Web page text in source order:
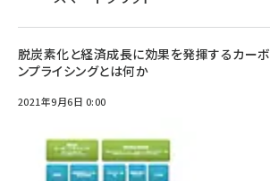
脱炭素化と経済成長に効果を発揮するカーボ
ンプライシングとは何か
2021年9月6日 0:00